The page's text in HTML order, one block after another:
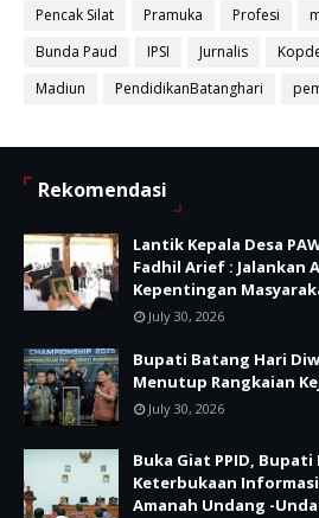
Pencak Silat
Pramuka Profesi
Bunda Paud
IPSI Jurnalis
Madiun
PendidikanBatanghari
Rekomendasi
Lantik Kepala Desa
Fadhil Arief : Jalankan
Kepentingan
July 30, 2026
Bupati Batang Hari
Menutup Rangkaian
July 30, 2026
Buka Giat PPID,
Keterbukaan
Amanah Undang -